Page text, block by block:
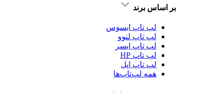
بر اساس برند
لپ تاپ ایسوس
لپ تاپ لنوو
لپ تاپ ایسر
لپ تاپ HP
لپ تاپ اپل
همه لپ‌تاپ‌ها